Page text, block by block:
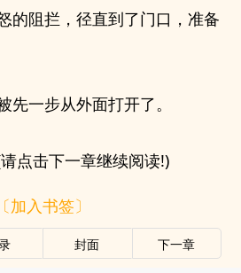
的阻拦，径直到了门口，准备
先一步从外面打开了。
点击下一章继续阅读!)
〔加入书签〕
封面 下一章